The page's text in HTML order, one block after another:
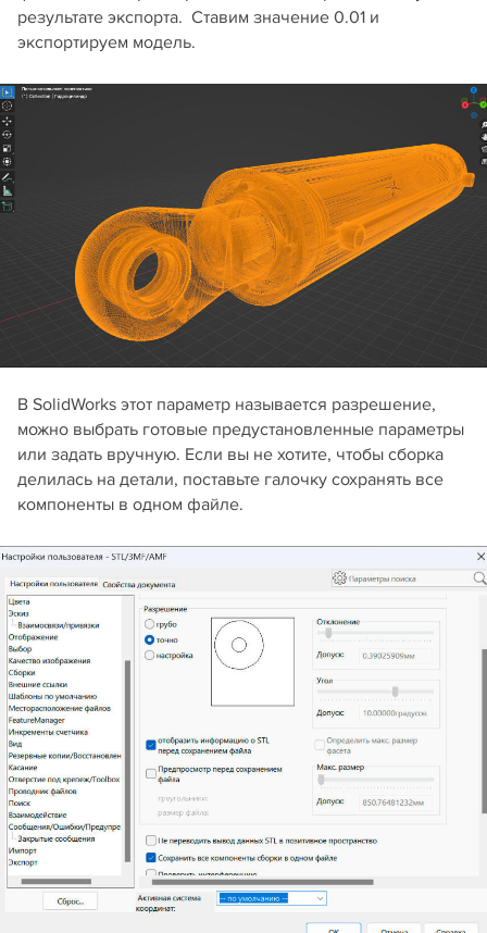
результате экспорта. Ставим значение 0.01 и
экспортируем модель.
В SolidWorks этот параметр называется разрешение,
можно выбрать готовые предустановленные параметры
или задать вручную. Если вы не хотите, чтобы сборка
делилась на детали, поставьте галочку сохранять все
компоненты в одном файле.